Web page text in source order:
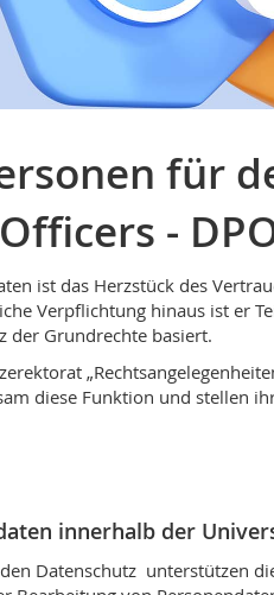
für
-
ist das Herzstück des
Verpflichtung hinaus ist er
der Grundrechte basiert.
diese Funktion und stellen
innerhalb der
Datenschutz unterstützen